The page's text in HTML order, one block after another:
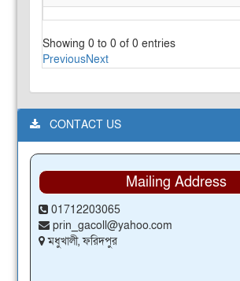
Showing 0 to 0 of 0 entries
PreviousNext
CONTACT US
Mailing Address
01712203065
prin_gacoll@yahoo.com
মধুখালী, ফরিদপুর